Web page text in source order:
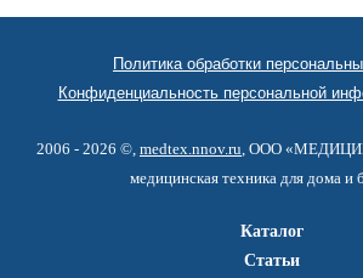
Политика обработки
Конфиденциальность персональной
2006 - 2026 ©, medtex.nnov.ru , ООО
медицинская техника для дома и
Каталог
Статьи